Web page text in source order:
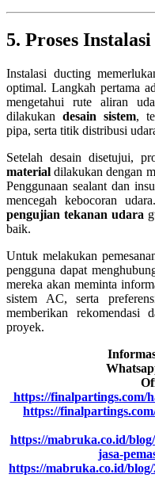
5. Proses
Instalasi ducting
optimal. Langkah pertama
mengetahui rute aliran
dilakukan desain sistem,
pipa, serta titik distribusi
Setelah desain disetujui,
material dilakukan dengan
Penggunaan sealant dan
mencegah kebocoran
pengujian tekanan udara
baik.
Untuk melakukan
pengguna dapat
mereka akan meminta
sistem AC, serta
memberikan rekomendasi
proyek.
https://finalpartings.com/
https://
https://mabruka.co.id/
jasa-
https://mabruka.co.id/blog/